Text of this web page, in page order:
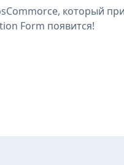
который
Form появится!